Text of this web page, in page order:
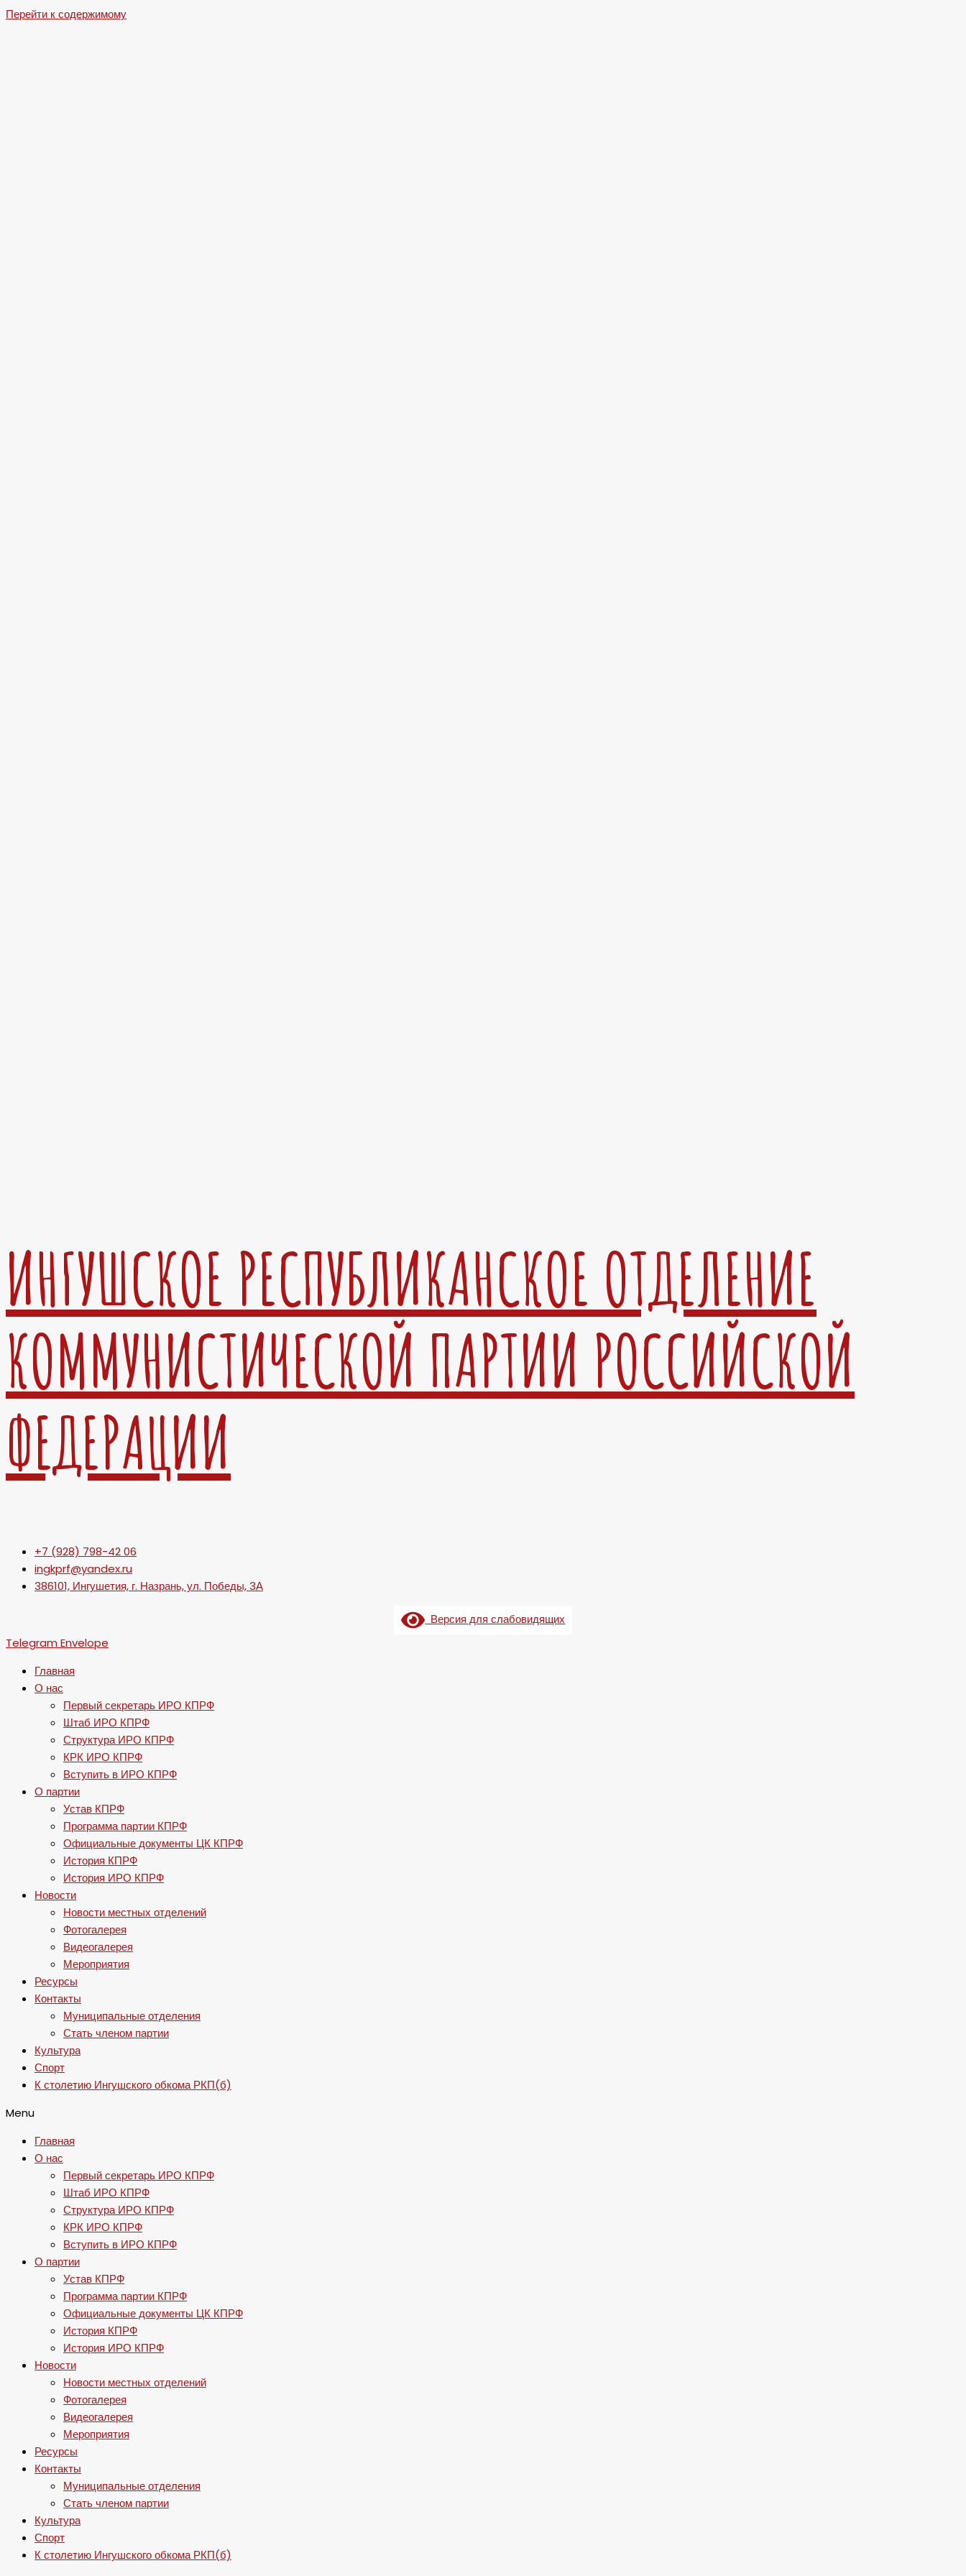
Перейти к содержимому
ИНГУШСКОЕ РЕСПУБЛИКАНСКОЕ ОТДЕЛЕНИЕ
КОММУНИСТИЧЕСКОЙ ПАРТИИ РОССИЙСКОЙ
ФЕДЕРАЦИИ
+7 (928) 798-42 06
ingkprf@yandex.ru
386101, Ингушетия, г. Назрань, ул. Победы, 3А
Версия для слабовидящих
Telegram Envelope
Главная
О нас
Первый секретарь ИРО КПРФ
Штаб ИРО КПРФ
Структура ИРО КПРФ
КРК ИРО КПРФ
Вступить в ИРО КПРФ
О партии
Устав КПРФ
Программа партии КПРФ
Официальные документы ЦК КПРФ
История КПРФ
История ИРО КПРФ
Новости
Новости местных отделений
Фотогалерея
Видеогалерея
Мероприятия
Ресурсы
Контакты
Муниципальные отделения
Стать членом партии
Культура
Спорт
К столетию Ингушского обкома РКП(б)
Menu
Главная
О нас
Первый секретарь ИРО КПРФ
Штаб ИРО КПРФ
Структура ИРО КПРФ
КРК ИРО КПРФ
Вступить в ИРО КПРФ
О партии
Устав КПРФ
Программа партии КПРФ
Официальные документы ЦК КПРФ
История КПРФ
История ИРО КПРФ
Новости
Новости местных отделений
Фотогалерея
Видеогалерея
Мероприятия
Ресурсы
Контакты
Муниципальные отделения
Стать членом партии
Культура
Спорт
К столетию Ингушского обкома РКП(б)